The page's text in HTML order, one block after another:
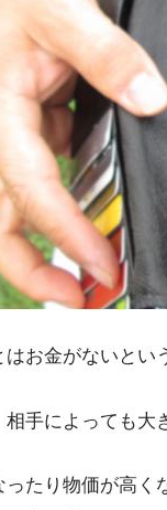
お金がないとい
手によっても大
たり物価が高く